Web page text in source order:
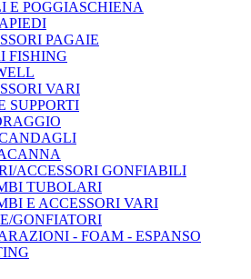
E POGGIASCHIENA
PAGAIE
FISHING
VARI
SUPPORTI
ACCESSORI GONFIABILI
TUBOLARI
E ACCESSORI VARI
GONFIATORI
- FOAM - ESPANSO